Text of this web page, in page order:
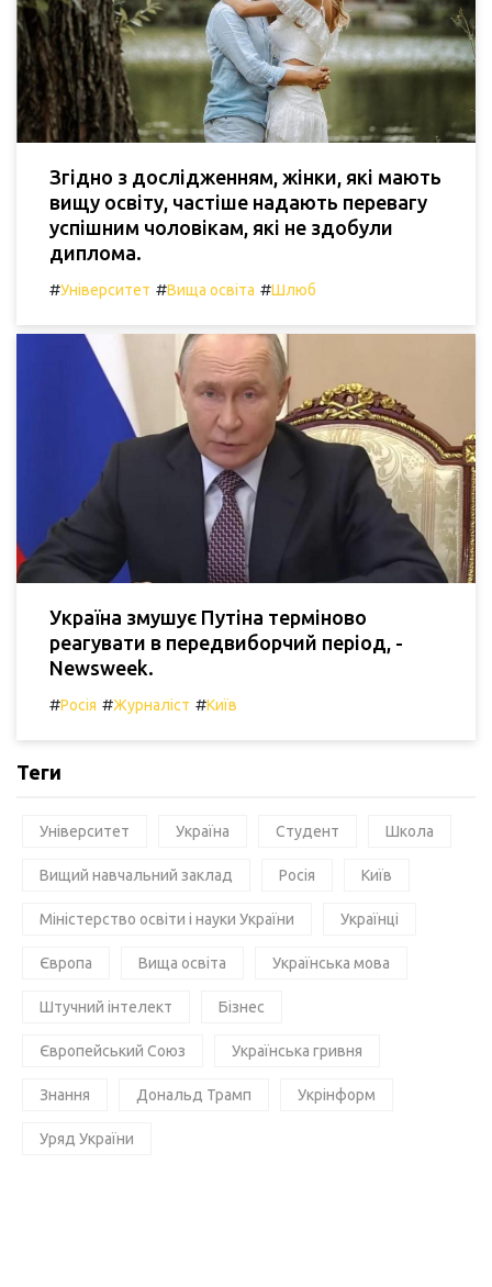
Згідно з дослідженням, жінки, які мають
вищу освіту, частіше надають перевагу
успішним чоловікам, які не здобули
диплома.
#Університет #Вища освіта #Шлюб
Україна змушує Путіна терміново
реагувати в передвиборчий період, -
Newsweek.
#Росія #Журналіст #Київ
Теги
Університет Україна Студент Школа
Вищий навчальний заклад Росія Київ
Міністерство освіти і науки України Українці
Європа Вища освіта Українська мова
Штучний інтелект Бізнес
Європейський Союз Українська гривня
Знання Дональд Трамп Укрінформ
Уряд України